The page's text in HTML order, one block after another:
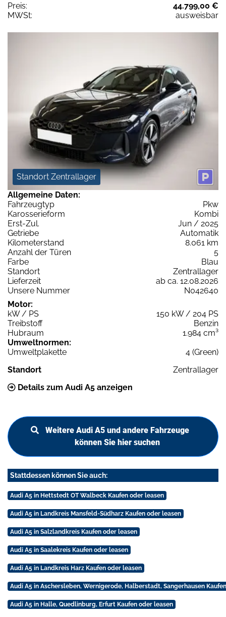
Preis:
44.799,00 €
MWSt:
ausweisbar
Standort Zentrallager
Allgemeine Daten:
Fahrzeugtyp
Pkw
Karosserieform
Kombi
Erst-Zul.
Jun / 2025
Getriebe
Automatik
Kilometerstand
8.061 km
Anzahl der Türen
5
Farbe
Blau
Standort
Zentrallager
Lieferzeit
ab ca. 12.08.2026
Unsere Nummer
N042640
Motor:
kW / PS
150 kW / 204 PS
Treibstoff
Benzin
Hubraum
1.984 cm³
Umweltnormen:
Umweltplakette
4 (Green)
Standort
Zentrallager
Details zum Audi A5 anzeigen
Weitere Audi A5 und andere Fahrzeuge
können Sie hier suchen
Stattdessen können Sie auch:
Audi A5 in Hettstedt OT Walbeck Kaufen oder leasen
Audi A5 in Landkreis Mansfeld-Südharz Kaufen oder leasen
Audi A5 in Salzlandkreis Kaufen oder leasen
Audi A5 in Saalekreis Kaufen oder leasen
Audi A5 in Landkreis Harz Kaufen oder leasen
Audi A5 in Aschersleben, Wernigerode, Halberstadt, Sangerhausen
Audi A5 in Halle, Quedlinburg, Erfurt Kaufen oder leasen